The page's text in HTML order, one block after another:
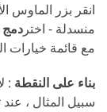
انقر بزر الماوس
منسدلة - اختر دمج
مع قائمة خيارات
بناء على النقطة
سبيل المثال ،